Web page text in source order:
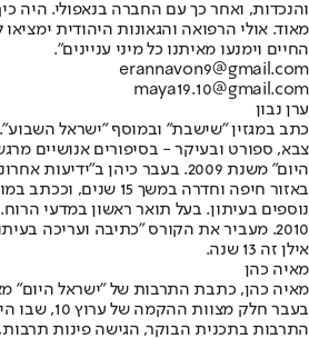
והנכדות, ואחר כך עם החברה בנאפולי. היה
מאוד. אולי הרפואה והגאונות היהודית
החיים וימנעו מאיתנו כל מיני עניינים".
erannavon9@gmail.com
maya19.10@gmail.com
ערן נבון
כתב במגזין "שישבת" ובמוסף "ישראל
צבא, ספורט ובעיקר - בסיפורים אנושיים
היום" משנת 2009. בעבר כיהן
נוספים בעיתון. בעל תואר ראשון במדעי
2010. מעביר את הקורס "כתיבה ועריכה
אילן זה 13 שנה.
מאיה כהן
מאיה כהן, כתבת התרבות של "ישראל היום"
בעבר חלק
התרבות בתכנית הבוקר, הגישה פינות